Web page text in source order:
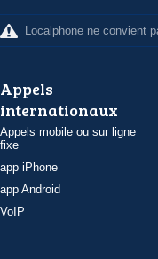
Localphone ne convient
Appels
internationaux
Appels mobile ou sur ligne
fixe
app iPhone
app Android
VoIP